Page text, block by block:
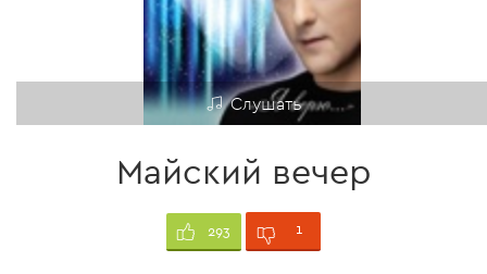
Слушать
Майский вечер
293 1